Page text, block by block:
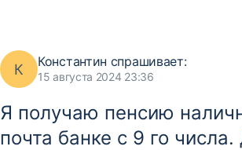
К Константин спрашивает:
15 августа 2024 23:36
Я получаю пенсию
почта банке с 9 го числа.